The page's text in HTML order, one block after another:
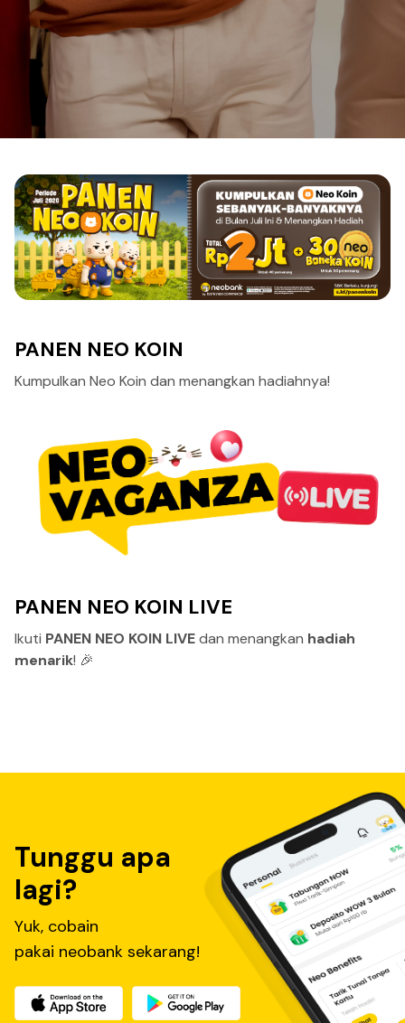
PANEN NEO KOIN
Kumpulkan Neo Koin dan menangkan hadiahnya!
PANEN NEO KOIN LIVE
Ikuti PANEN NEO KOIN LIVEdan menangkan hadiah
menarik! 🎉
Tunggu apa
lagi?
Yuk, cobain
pakai neobank sekarang!